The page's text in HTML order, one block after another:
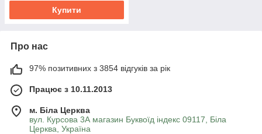
Купити
Про нас
97% позитивних з 3854 відгуків за рік
Працює з 10.11.2013
м. Біла Церква
вул. Курсова 3А магазин Буквоїд індекс 09117, Біла
Церква, Україна